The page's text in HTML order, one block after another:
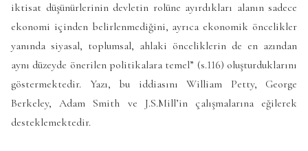
iktisat düşünürlerinin devletin rolüne ayırdıkları alanın sadece
ekonomi içinden belirlenmediğini, ayrıca ekonomik öncelikler
yanında siyasal, toplumsal, ahlaki önceliklerin de en azından
aynı düzeyde önerilen politikalara temel” (s.116) oluşturduklarını
göstermektedir. Yazı, bu iddiasını William Petty, George
Berkeley, Adam Smith ve J.S.Mill’in çalışmalarına eğilerek
desteklemektedir.